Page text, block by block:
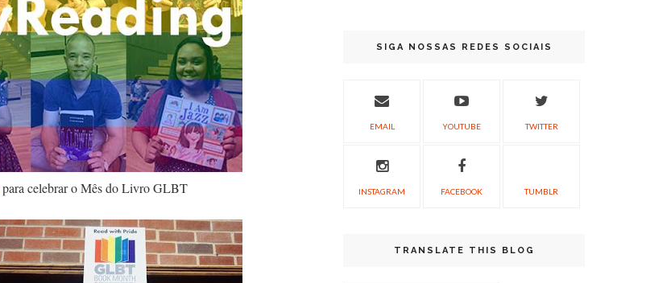
para celebrar o Mês do Livro GLBT
SIGA NOSSAS REDES SOCIAIS
EMAIL YOUTUBE TWITTER
INSTAGRAM FACEBOOK TUMBLR
TRANSLATE THIS BLOG